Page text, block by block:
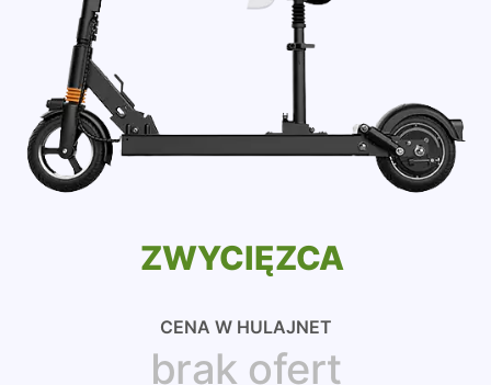
ZWYCIĘZCA
CENA W HULAJNET
brak ofert